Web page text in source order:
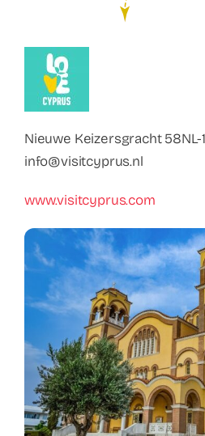
ABC Van De Toeristische
Français
Nieuwe Keizersgracht 58NL-
info@visitcyprus.nl
www.visitcyprus.com